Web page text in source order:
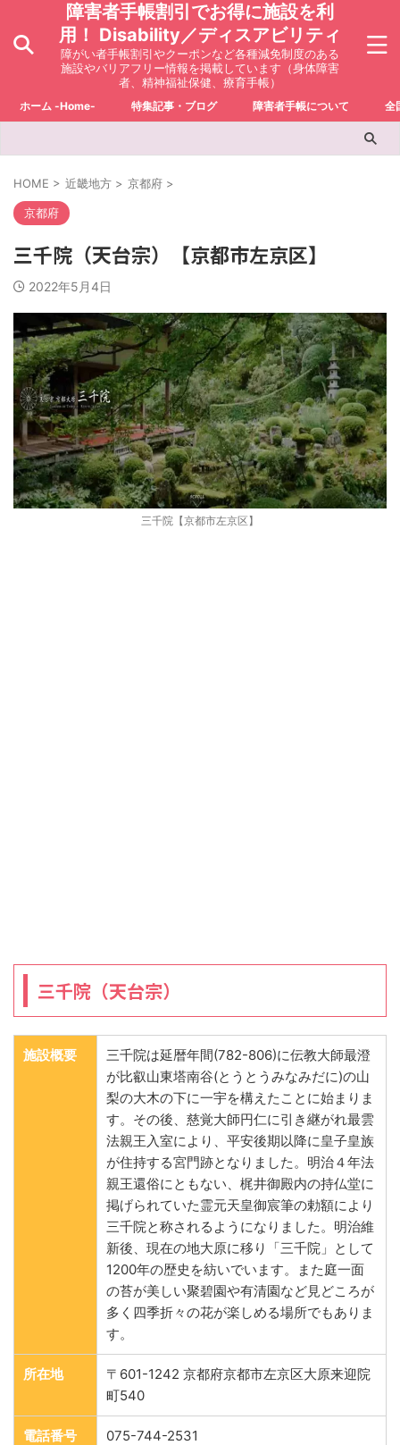
障害者手帳割引でお得に施設を利
用！ Disability／ディスアビリティ
障がい者手帳割引やクーポンなど各種減免制度のある
施設やバリアフリー情報を掲載しています（身体障害
者、精神福祉保健、療育手帳）
ホーム -Home- 特集記事・ブログ 障害者手帳について 全
HOME > 近畿地方 > 京都府 >
京都府
三千院（天台宗）【京都市左京区】
2022年5月4日
三千院【京都市左京区】
三千院（天台宗）
施設概要
三千院は延暦年間(782-806)に伝教大師最澄
が比叡山東塔南谷(とうとうみなみだに)の山
梨の大木の下に一宇を構えたことに始まりま
す。その後、慈覚大師円仁に引き継がれ最雲
法親王入室により、平安後期以降に皇子皇族
が住持する宮門跡となりました。明治４年法
親王還俗にともない、梶井御殿内の持仏堂に
掲げられていた霊元天皇御宸筆の勅額により
三千院と称されるようになりました。明治維
新後、現在の地大原に移り「三千院」として
1200年の歴史を紡いでいます。また庭一面
の苔が美しい聚碧園や有清園など見どころが
多く四季折々の花が楽しめる場所でもありま
す。
所在地
〒601-1242 京都府京都市左京区大原来迎院
町540
電話番号 075-744-2531